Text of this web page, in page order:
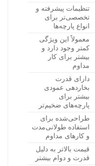
تنظیمات پیشرفته و
تخصصی‌تر برای
انواع پارچه‌ها
معمولاً این ویژگی
کمتر وجود دارد و
بیشتر برای کار
مداوم
دارای قدرت
بخاردهی عمودی
بیشتر برای
پارچه‌های ضخیم‌تر
طراحی‌شده برای
استفاده طولانی‌مدت
و کارهای مداوم
قیمت بالاتر به دلیل
قدرت و دوام بیشتر